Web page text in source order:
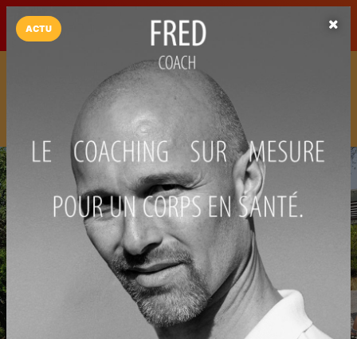
LaCarte Play Store
Installez l'App LaCarte
Téléchargez gratuitement l'app LaCarte pour suivre vos
commerces favoris et ne rien rater !
Télécharger Plus tard
ACTU